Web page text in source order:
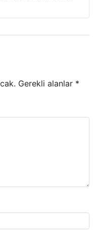
Gerekli alanlar *